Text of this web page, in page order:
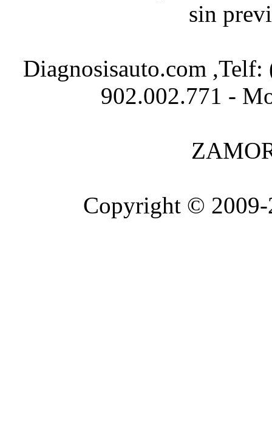
sin
Diagnosisauto.com
902.002.771 -
Copyright ©